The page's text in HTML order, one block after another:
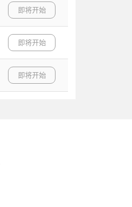
即将开始
即将开始
即将开始